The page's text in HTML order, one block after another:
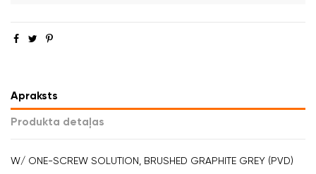
Apraksts
Produkta detaļas
W/ ONE-SCREW SOLUTION, BRUSHED GRAPHITE GREY (PVD)